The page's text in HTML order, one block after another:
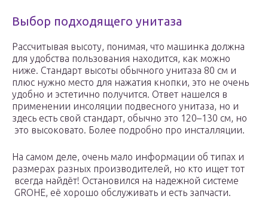
Выбор подходящего унитаза
Рассчитывая высоту, понимая, что машинка должна
для удобства пользования находится, как можно
ниже. Стандарт высоты обычного унитаза 80 см и
плюс нужно место для нажатия кнопки, это не очень
удобно и эстетично получится. Ответ нашелся в
применении инсоляции подвесного унитаза, но и
здесь есть свой стандарт, обычно это 120–130 см, но
это высоковато. Более подробно про инсталляции.
На самом деле, очень мало информации об типах и
размерах разных производителей, но кто ищет тот
всегда найдёт! Остановился на надежной системе
GROHE, её хорошо обслуживать и есть запчасти.